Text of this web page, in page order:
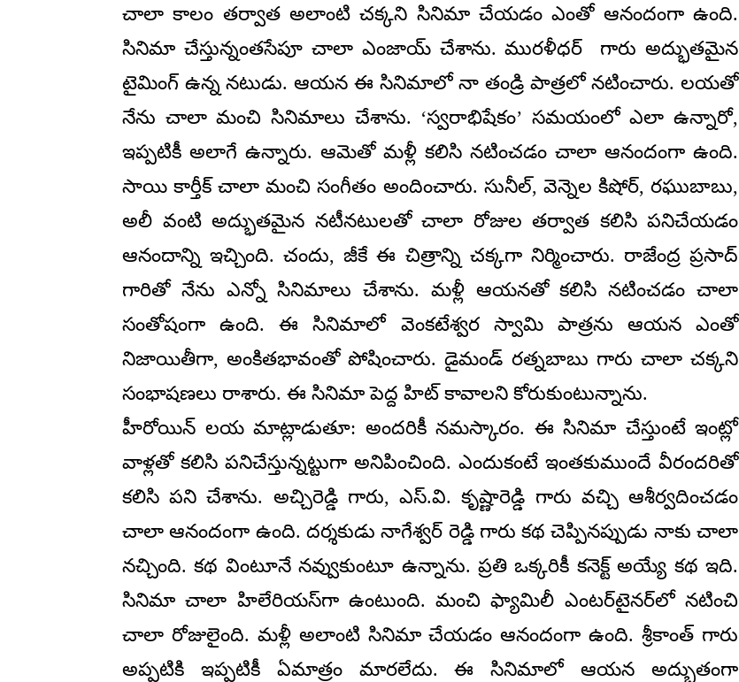
చాలా కాలం తర్వాత అలాంటి చక్కని సినిమా చేయడం ఎంతో ఆనందంగా ఉంది.
సినిమా చేస్తున్నంతసేపూ చాలా ఎంజాయ్ చేశాను. మురళీధర్ గారు అద్భుతమైన
టైమింగ్ ఉన్న నటుడు. ఆయన ఈ సినిమాలో నా తండ్రి పాత్రలో నటించారు. లయతో
నేను చాలా మంచి సినిమాలు చేశాను. ‘స్వరాభిషేకం’ సమయంలో ఎలా ఉన్నారో,
ఇప్పటికీ అలాగే ఉన్నారు. ఆమెతో మళ్లీ కలిసి నటించడం చాలా ఆనందంగా ఉంది.
సాయి కార్తీక్ చాలా మంచి సంగీతం అందించారు. సునీల్, వెన్నెల కిషోర్, రఘుబాబు,
అలీ వంటి అద్భుతమైన నటీనటులతో చాలా రోజుల తర్వాత కలిసి పనిచేయడం
ఆనందాన్ని ఇచ్చింది. చందు, జీకే ఈ చిత్రాన్ని చక్కగా నిర్మించారు. రాజేంద్ర ప్రసాద్
గారితో నేను ఎన్నో సినిమాలు చేశాను. మళ్లీ ఆయనతో కలిసి నటించడం చాలా
సంతోషంగా ఉంది. ఈ సినిమాలో వెంకటేశ్వర స్వామి పాత్రను ఆయన ఎంతో
నిజాయితీగా, అంకితభావంతో పోషించారు. డైమండ్ రత్నబాబు గారు చాలా చక్కని
సంభాషణలు రాశారు. ఈ సినిమా పెద్ద హిట్ కావాలని కోరుకుంటున్నాను.
హీరోయిన్ లయ మాట్లాడుతూ: అందరికీ నమస్కారం. ఈ సినిమా చేస్తుంటే ఇంట్లో
వాళ్లతో కలిసి పనిచేస్తున్నట్టుగా అనిపించింది. ఎందుకంటే ఇంతకుముందే వీరందరితో
కలిసి పని చేశాను. అచ్చిరెడ్డి గారు, ఎస్.వి. కృష్ణారెడ్డి గారు వచ్చి ఆశీర్వదించడం
చాలా ఆనందంగా ఉంది. దర్శకుడు నాగేశ్వర్ రెడ్డి గారు కథ చెప్పినప్పుడు నాకు చాలా
నచ్చింది. కథ వింటూనే నవ్వుకుంటూ ఉన్నాను. ప్రతి ఒక్కరికీ కనెక్ట్ అయ్యే కథ ఇది.
సినిమా చాలా హిలేరియస్‌గా ఉంటుంది. మంచి ఫ్యామిలీ ఎంటర్‌టైనర్‌లో నటించి
చాలా రోజులైంది. మళ్లీ అలాంటి సినిమా చేయడం ఆనందంగా ఉంది. శ్రీకాంత్ గారు
అప్పటికి ఇప్పటికీ ఏమాత్రం మారలేదు. ఈ సినిమాలో ఆయన అద్భుతంగా